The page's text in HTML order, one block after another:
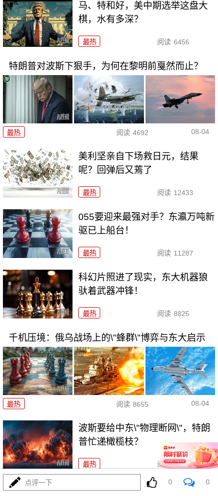
马、特和好，美中期选举这盘大
棋，水有多深？
最热 阅读 6456
特朗普对波斯下狠手，为何在黎明前戛然而止？
最热 阅读 4692 08-04
美利坚亲自下场救日元，结果
呢？回弹后又蔫了
最热 阅读 12433
055要迎来最强对手？东瀛万吨新
驱已上船台！
最热 阅读 11287
科幻片照进了现实，东大机器狼
驮着武器冲锋！
最热 阅读 8825
千机压境：俄乌战场上的\"蜂群\"博弈与东大启示
最热 阅读 8655 08-04
波斯要给中东\"物理断网\"，特朗
普忙递橄榄枝？
最热 阅读 7312
F-35真被波斯导弹端了！美军这
点评一下 0 0